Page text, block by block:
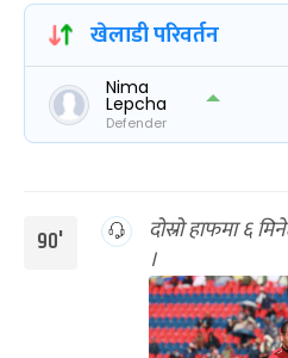
खेलाडी परिवर्तन
Nima
Lepcha
Defender
90'
दोस्रो हाफमा ६
।